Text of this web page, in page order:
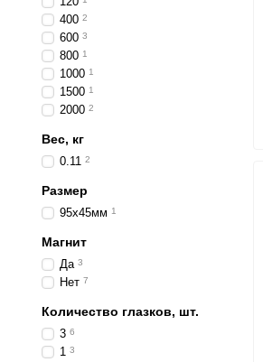
400 2
600 3
800 1
1000 1
1500 1
2000 2
Вес, кг
0.11 2
Размер
95x45мм 1
Магнит
Да 3
Нет 7
Количество глазков, шт.
3 6
1 3